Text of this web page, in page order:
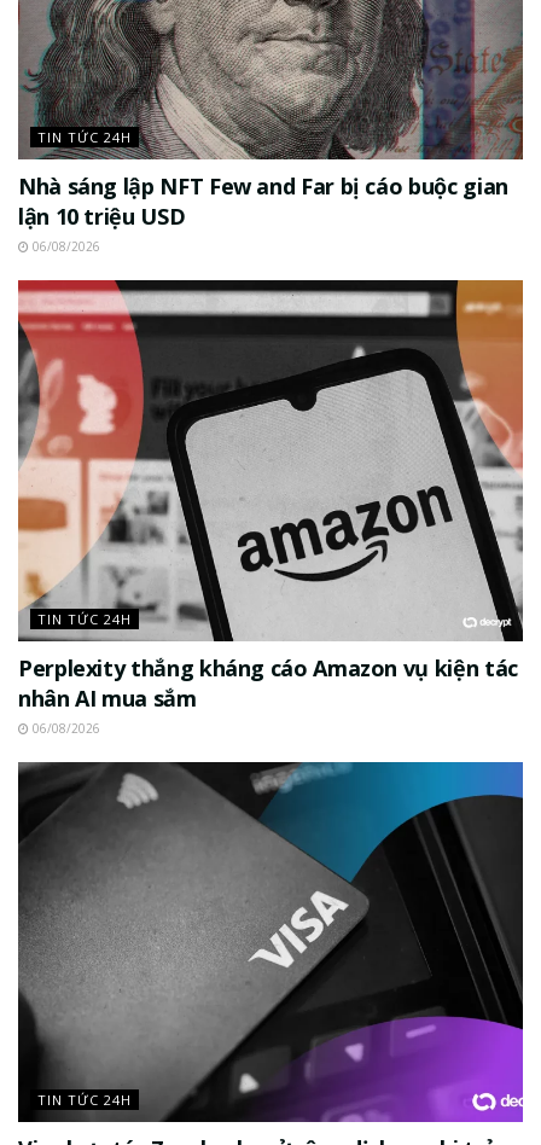
TIN TỨC 24H
Nhà sáng lập NFT Few and Far bị cáo buộc gian
lận 10 triệu USD
06/08/2026
TIN TỨC 24H
Perplexity thắng kháng cáo Amazon vụ kiện tác
nhân AI mua sắm
06/08/2026
TIN TỨC 24H